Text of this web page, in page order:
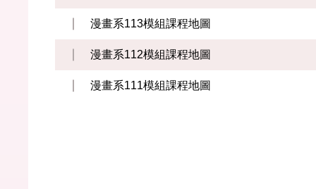
漫畫系113模組課程地圖
漫畫系112模組課程地圖
漫畫系111模組課程地圖